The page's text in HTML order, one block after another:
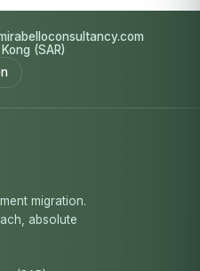
(SAR)
migration.
absolute